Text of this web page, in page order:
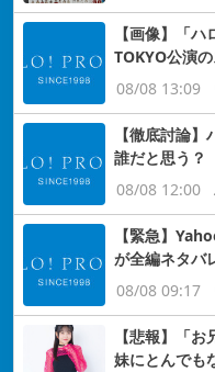
【画像】「
TOKYO公演
08/08 13:09
【徹底討論
誰だと思う？
08/08 12:00
【緊急】
が全編ネタバ
08/08 09:17
【悲報】「
妹にとんでも